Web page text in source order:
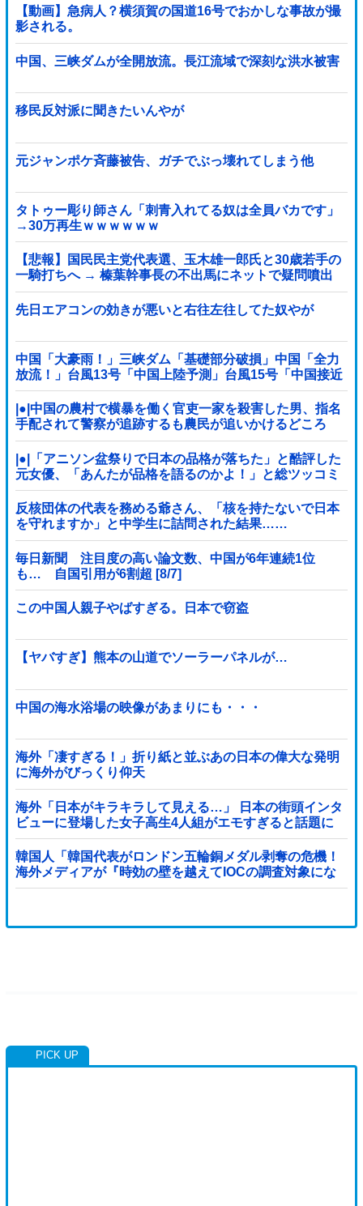
【動画】急病人？横須賀の国道16号でおかしな事故が撮
影される。
中国、三峡ダムが全開放流。長江流域で深刻な洪水被害
移民反対派に聞きたいんやが
元ジャンポケ斉藤被告、ガチでぶっ壊れてしまう他
タトゥー彫り師さん「刺青入れてる奴は全員バカです」
→30万再生ｗｗｗｗｗｗ
【悲報】国民民主党代表選、玉木雄一郎氏と30歳若手の
一騎打ちへ → 榛葉幹事長の不出馬にネットで疑問噴出
ｗｗｗｗｗｗｗｗｗｗｗｗｗｗｗ
先日エアコンの効きが悪いと右往左往してた奴やが
中国「大豪雨！」三峡ダム「基礎部分破損」中国「全力
放流！」台風13号「中国上陸予測」台風15号「中国接近
（画像」中国「台風同時上陸！（穀物生産が壊滅危機」
→
|●|中国の農村で横暴を働く官吏一家を殺害した男、指名
手配されて警察が追跡するも農民が追いかけるどころ
か……
|●|「アニソン盆祭りで日本の品格が落ちた」と酷評した
元女優、「あんたが品格を語るのかよ！」と総ツッコミ
を食らってしまい……
反核団体の代表を務める爺さん、「核を持たないで日本
を守れますか」と中学生に詰問された結果……
毎日新聞 注目度の高い論文数、中国が6年連続1位
も… 自国引用が6割超 [8/7]
この中国人親子やばすぎる。日本で窃盗
【ヤバすぎ】熊本の山道でソーラーパネルが…
中国の海水浴場の映像があまりにも・・・
海外「凄すぎる！」折り紙と並ぶあの日本の偉大な発明
に海外がびっくり仰天
海外「日本がキラキラして見える…」 日本の街頭インタ
ビューに登場した女子高生4人組がエモすぎると話題に
韓国人「韓国代表がロンドン五輪銅メダル剥奪の危機！
海外メディアが『時効の壁を越えてIOCの調査対象にな
り得る』と報道！」